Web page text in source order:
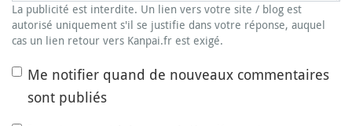
La publicité est interdite. Un lien vers votre site / blog est
autorisé uniquement s'il se justifie dans votre réponse, auquel
cas un lien retour vers Kanpai.fr est exigé.
Me notifier quand de nouveaux commentaires
sont publiés